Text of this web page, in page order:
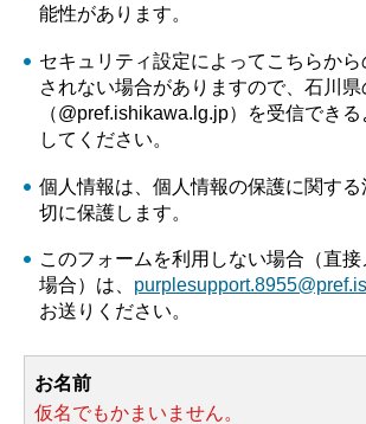
能性があります。
セキュリティ設定によってこちらか
されない場合がありますので、石川
（@pref.ishikawa.lg.jp）を受信でき
してください。
個人情報は、個人情報の保護に関す
切に保護します。
このフォームを利用しない場合（直
場合）は、
お送りください。
お名前
仮名でもかまいません。